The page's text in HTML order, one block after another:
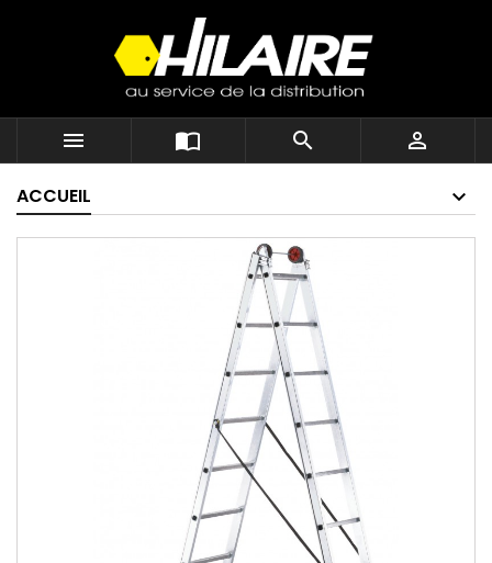
   
ACCUEIL